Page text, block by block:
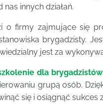
innych działań.
o firmy zajmujące się
brygadzisty.
jest za
dla brygadzistów
grupą osób.
się i osiągnąć sukces